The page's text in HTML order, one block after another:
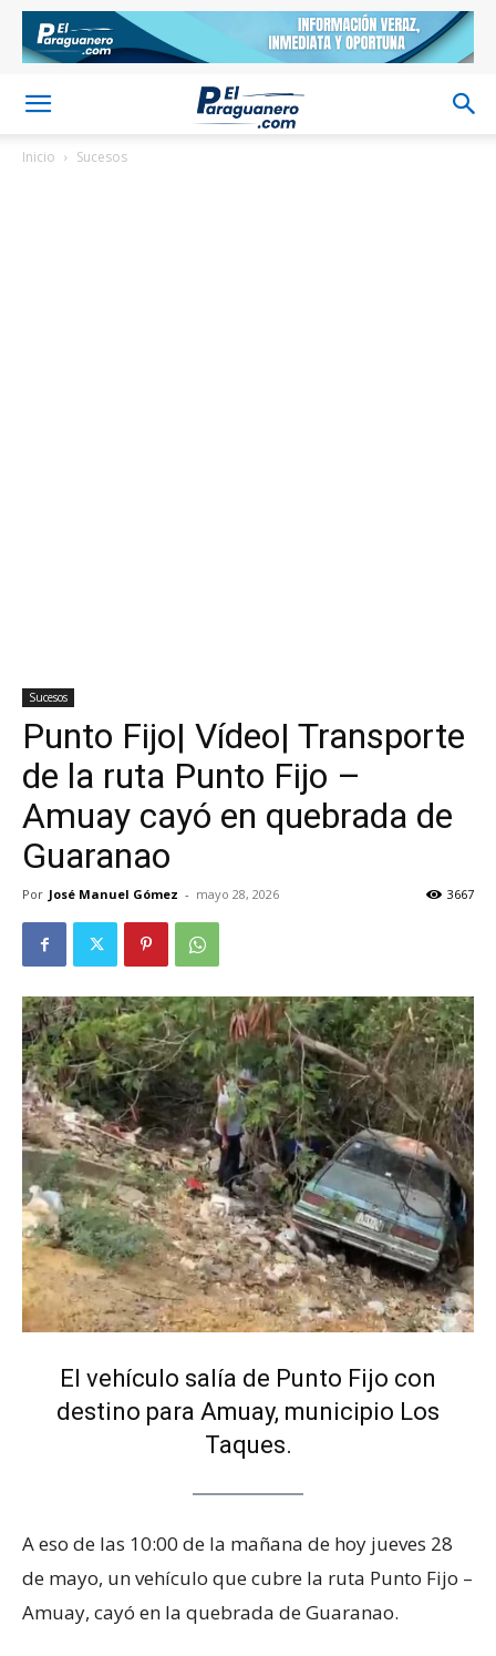
Inicio Sucesos
Sucesos
Punto Fijo| Vídeo| Transporte
de la ruta Punto Fijo –
Amuay cayó en quebrada de
Guaranao
Por José Manuel Gómez - mayo 28, 2026 3667
El vehículo salía de Punto Fijo con
destino para Amuay, municipio Los
Taques.
A eso de las 10:00 de la mañana de hoy jueves 28
de mayo, un vehículo que cubre la ruta Punto Fijo –
Amuay, cayó en la quebrada de Guaranao.